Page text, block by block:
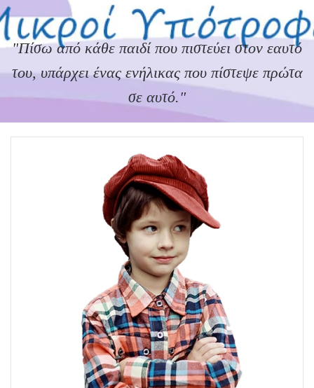
"Πίσω από κάθε παιδί που πιστεύει στον εαυτό
του, υπάρχει ένας ενήλικας που πίστεψε πρώτα
σε αυτό."